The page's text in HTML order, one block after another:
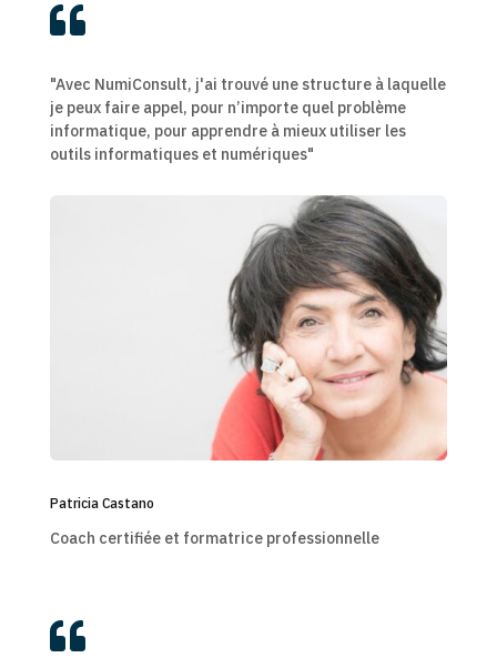

"Avec NumiConsult, j'ai trouvé une structure à laquelle
je peux faire appel, pour n’importe quel problème
informatique, pour apprendre à mieux utiliser les
outils informatiques et numériques"
Patricia Castano
Coach certifiée et formatrice professionnelle
